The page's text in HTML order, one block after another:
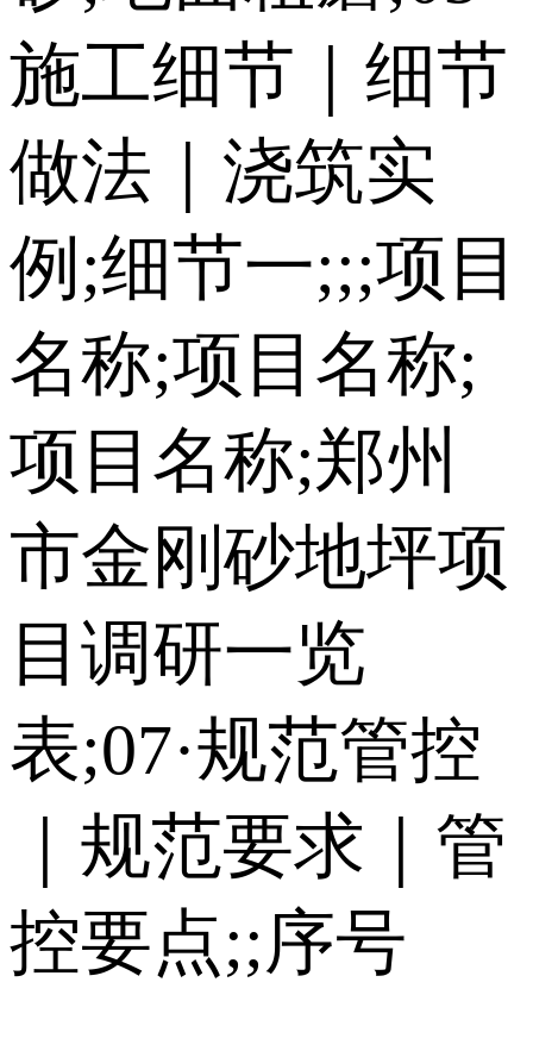
施工细节｜细节
做法｜浇筑实
例;细节一;;;项目
名称;项目名称;
项目名称;郑州
市金刚砂地坪项
目调研一览
表;07·规范管控
｜规范要求｜管
控要点;;序号